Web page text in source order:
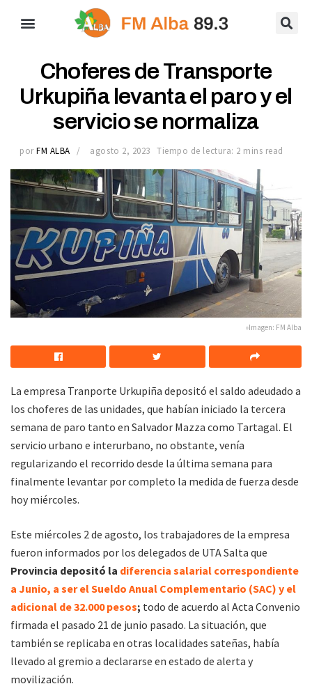
Choferes de Transporte
Urkupiña levanta el paro y el
servicio se normaliza
por FM ALBA agosto 2, 2023 Tiempo de lectura: 2 mins read
»Imagen: FM Alba
La empresa Tranporte Urkupiña depositó el saldo adeudado a
los choferes de las unidades, que habían iniciado la tercera
semana de paro tanto en Salvador Mazza como Tartagal. El
servicio urbano e interurbano, no obstante, venía
regularizando el recorrido desde la última semana para
finalmente levantar por completo la medida de fuerza desde
hoy miércoles.
Este miércoles 2 de agosto, los trabajadores de la empresa
fueron informados por los delegados de UTA Salta que
Provincia depositó la diferencia salarial correspondiente
a Junio, a ser el Sueldo Anual Complementario (SAC) y el
adicional de 32.000 pesos; todo de acuerdo al Acta Convenio
firmada el pasado 21 de junio pasado. La situación, que
también se replicaba en otras localidades sateñas, había
llevado al gremio a declararse en estado de alerta y
movilización.